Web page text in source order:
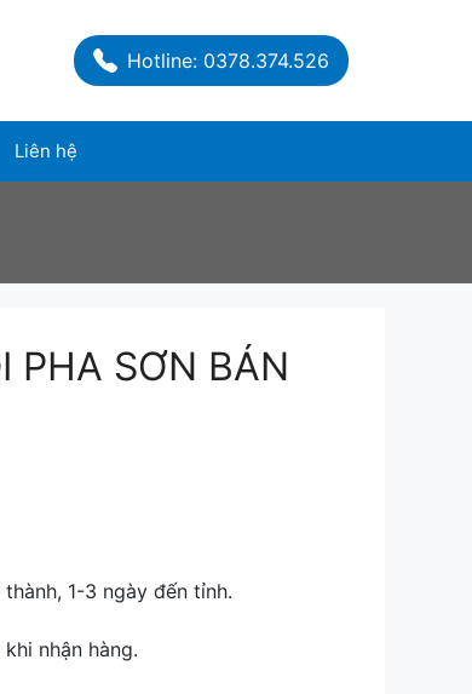
Hotline: 0378.374.526
Liên hệ
PHA SƠN BÁN
1-3 ngày đến tỉnh.
nhận hàng.